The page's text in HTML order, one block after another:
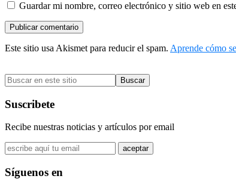
Guardar mi nombre, correo electrónico y sitio web en
Este sitio usa Akismet para reducir el spam. Aprende cómo
Barra
lateral
primaria
Buscar
en
este
sitio
Suscribete
Recibe nuestras noticias y artículos por email
Síguenos en